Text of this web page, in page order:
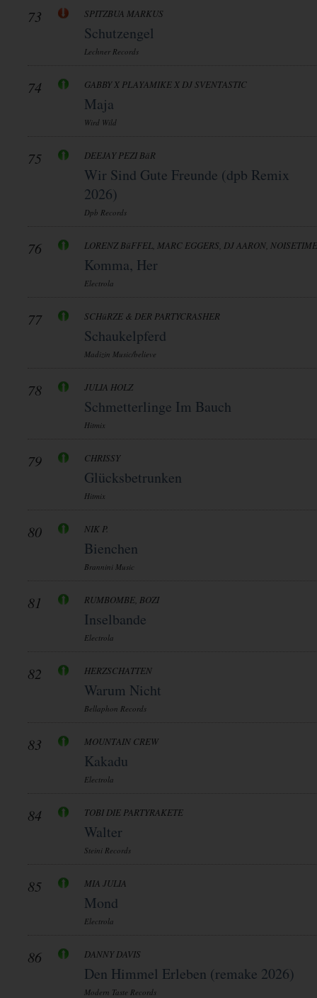
73 SPITZBUA MARKUS
Schutzengel
Lechner Records
74 GABBY X PLAYAMIKE X DJ SVENTASTIC
Maja
Wird Wild
75 DEEJAY PEZI BäR
Wir Sind Gute Freunde (dpb Remix
2026)
Dpb Records
76 LORENZ BüFFEL, MARC EGGERS, DJ AARON, NOISETIME
Komma, Her
Electrola
77 SCHüRZE & DER PARTYCRASHER
Schaukelpferd
Madizin Music/believe
78 JULIA HOLZ
Schmetterlinge Im Bauch
Hitmix
79 CHRISSY
Glücksbetrunken
Hitmix
80 NIK P.
Bienchen
Brannini Music
81 RUMBOMBE, BOZI
Inselbande
Electrola
82 HERZSCHATTEN
Warum Nicht
Bellaphon Records
83 MOUNTAIN CREW
Kakadu
Electrola
84 TOBI DIE PARTYRAKETE
Walter
Steini Records
85 MIA JULIA
Mond
Electrola
86 DANNY DAVIS
Den Himmel Erleben (remake 2026)
Modern Taste Records